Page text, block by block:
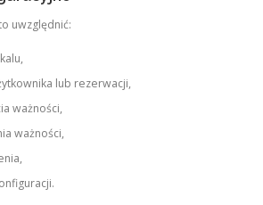
uwzględnić:
lub rezerwacji,
ważności,
ważności,